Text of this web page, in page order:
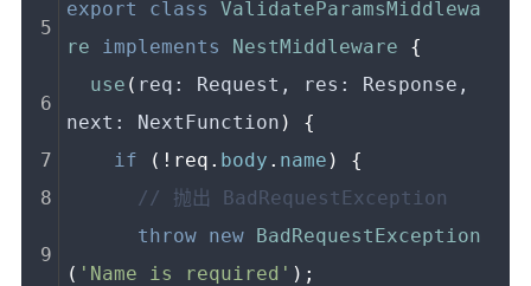
export class
ValidateParamsMiddlewa
re
implements NestMiddleware {
use ( req: Request, res: Response,
next: NextFunction ) {
if (!req. body . name ) {
// 抛出 BadRequestException
throw new BadRequestException
( 'Name is required' );